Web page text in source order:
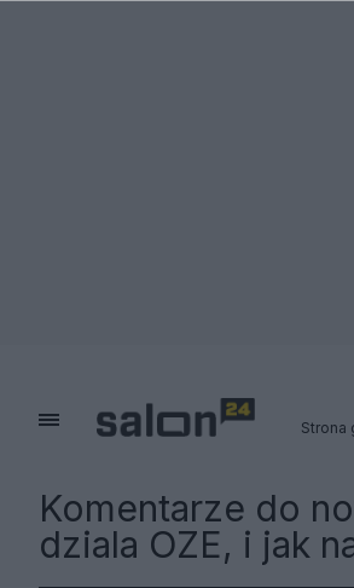
Strona
Komentarze do
dziala OZE, i jak